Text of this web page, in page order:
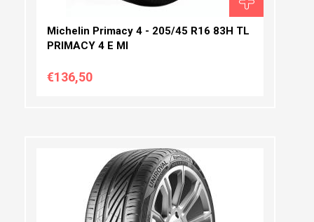
Michelin Primacy 4 - 205/45 R16 83H TL
PRIMACY 4 E MI
€136,50
ΠΛΆΤΟΣ: